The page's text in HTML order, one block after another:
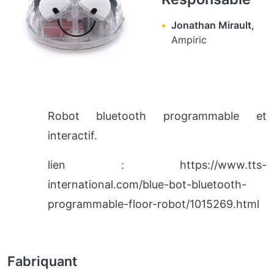
Jonathan Mirault,
Ampiric
Robot bluetooth programmable et
interactif.
lien : https://www.tts-
international.com/blue-bot-bluetooth-
programmable-floor-robot/1015269.html
Fabriquant